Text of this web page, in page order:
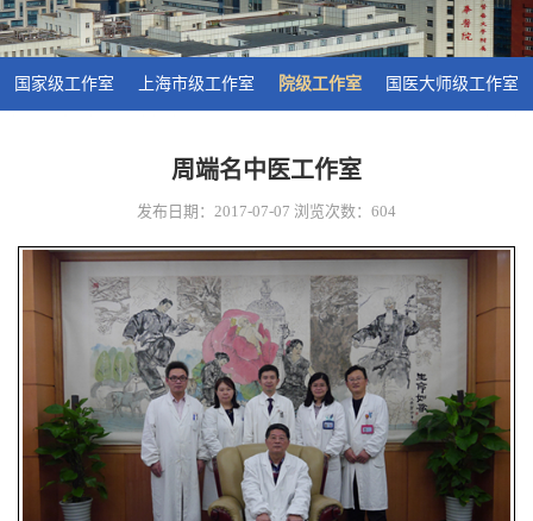
国家级工作室 上海市级工作室 院级工作室 国医大师级工作室
周端名中医工作室
发布日期：2017-07-07 浏览次数： 604